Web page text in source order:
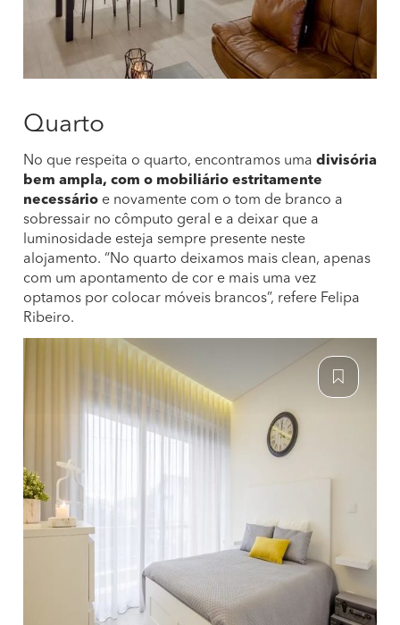
Quarto
No que respeita o quarto, encontramos uma divisória
bem ampla, com o mobiliário estritamente
necessário e novamente com o tom de branco a
sobressair no cômputo geral e a deixar que a
luminosidade esteja sempre presente neste
alojamento. “No quarto deixamos mais clean, apenas
com um apontamento de cor e mais uma vez
optamos por colocar móveis brancos”, refere Felipa
Ribeiro.